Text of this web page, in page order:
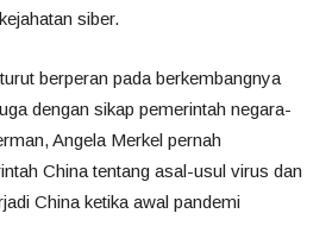
siber.
berperan pada berkembangnya
dengan sikap pemerintah negara-
Angela Merkel pernah
China tentang asal-usul virus dan
China ketika awal pandemi